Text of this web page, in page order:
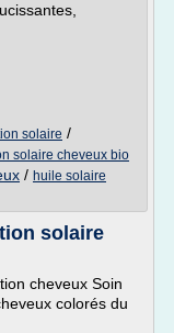
solaire /
solaire cheveux bio
/ huile solaire
solaire
cheveux Soin
colorés du